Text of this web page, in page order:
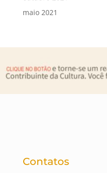
maio 2021
Contatos